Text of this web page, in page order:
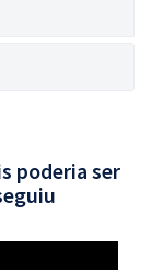
poderia ser